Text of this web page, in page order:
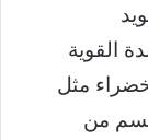
القوية
مثل
من